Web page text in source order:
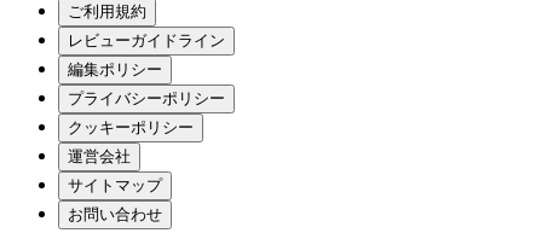
ご利用規約
レビューガイドライン
編集ポリシー
プライバシーポリシー
クッキーポリシー
運営会社
サイトマップ
お問い合わせ